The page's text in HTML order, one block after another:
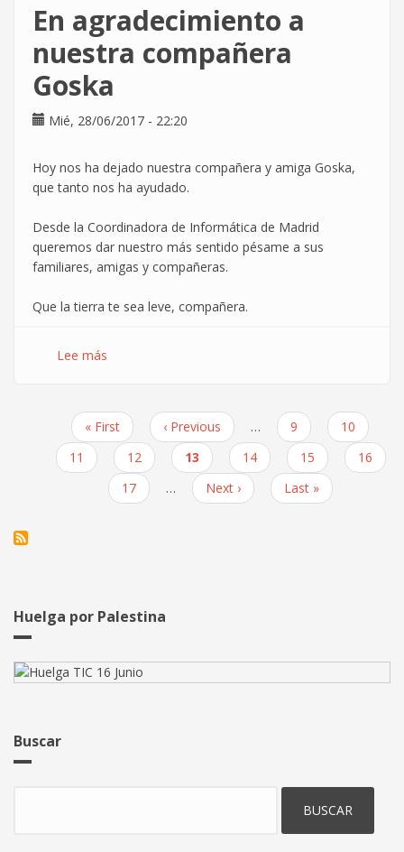
acumulación
lactancia
en
el
convenio
En agradecimiento a
nuestra compañera
Goska
Mié, 28/06/2017 - 22:20
Hoy nos ha dejado nuestra compañera y amiga Goska,
que tanto nos ha ayudado.
Desde la Coordinadora de Informática de Madrid
queremos dar nuestro más sentido pésame a sus
familiares, amigas y compañeras.
Que la tierra te sea leve, compañera.
Lee más
a
nuestra
compañera
Goska
Paginación
Primera
página
« First
Página
anterior
‹ Previous … Page
9 Page
10
Page
11 Page
12
Página
actual
13 Page
14 Page
15 Page
16
Page
17 …
Siguiente
página
Next ›
Última
página
Last »
Huelga por Palestina
Buscar